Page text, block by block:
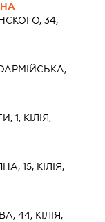
34,
1, КІЛІЯ,
15, КІЛІЯ,
44, КІЛІЯ,